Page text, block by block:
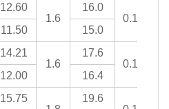
12.60
1.6
16.0
0.193
11.50 15.0
14.21
1.6
17.6
0.153
12.00 16.4
15.75
19.6